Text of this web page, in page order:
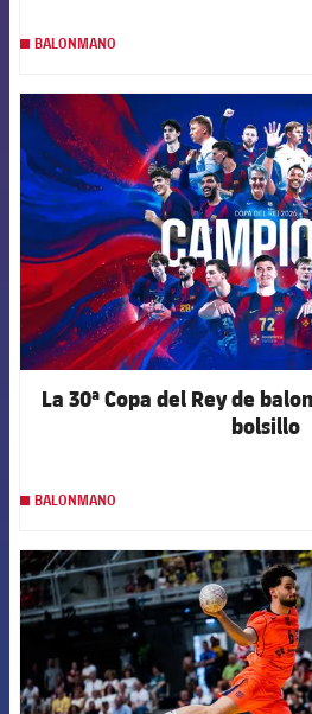
BALONMANO
FCB
La 30ª Copa del Rey de
bolsillo
BALONMANO
FCB